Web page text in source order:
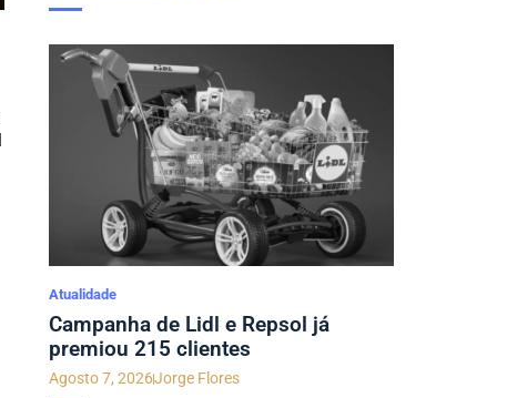
Atualidade
Campanha de Lidl e Repsol já
premiou 215 clientes
Agosto 7, 2026Jorge Flores